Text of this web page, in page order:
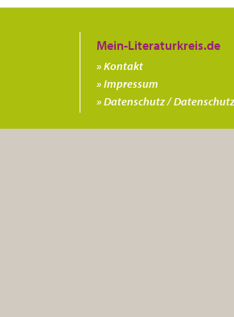
Kontakt
Impressum
Datenschutz /